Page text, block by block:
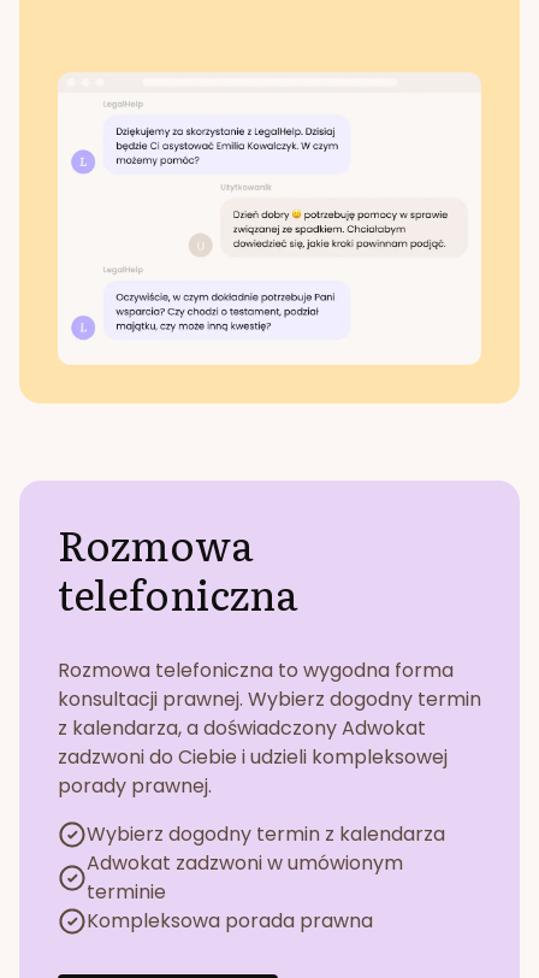
Rozmowa
telefoniczna
Rozmowa telefoniczna to wygodna forma
konsultacji prawnej. Wybierz dogodny termin
z kalendarza, a doświadczony Adwokat
zadzwoni do Ciebie i udzieli kompleksowej
porady prawnej.
Wybierz dogodny termin z kalendarza
Adwokat zadzwoni w umówionym
terminie
Kompleksowa porada prawna